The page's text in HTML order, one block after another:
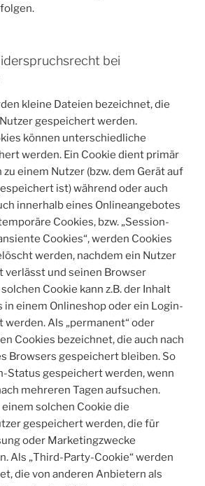
bei
kleine Dateien bezeichnet, die
gespeichert werden.
können unterschiedliche
werden. Ein Cookie dient primär
zu einem Nutzer (bzw. dem Gerät auf
ist) während oder auch
innerhalb eines Onlineangebotes
Cookies, bzw. „Session-
Cookies“, werden Cookies
werden, nachdem ein Nutzer
verlässt und seinen Browser
Cookie kann z.B. der Inhalt
in einem Onlineshop oder ein Login-
werden. Als „permanent“ oder
Cookies bezeichnet, die auch nach
Browsers gespeichert bleiben. So
Status gespeichert werden, wenn
mehreren Tagen aufsuchen.
solchen Cookie die
gespeichert werden, die für
oder Marketingzwecke
Als „Third-Party-Cookie“ werden
die von anderen Anbietern als